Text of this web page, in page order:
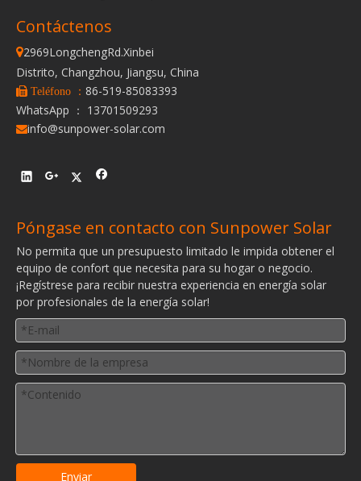
Contáctenos
2969LongchengRd.Xinbei
Distrito, Changzhou, Jiangsu, China
 Teléfono ： 86-519-85083393
WhatsApp ： 13701509293
info@sunpower-solar.com
Póngase en contacto con Sunpower Solar
No permita que un presupuesto limitado le impida obtener el
equipo de confort que necesita para su hogar o negocio.
¡Regístrese para recibir nuestra experiencia en energía solar
por profesionales de la energía solar!
Enviar